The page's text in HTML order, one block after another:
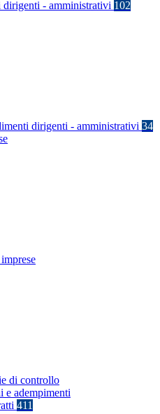
dirigenti - amministrativi 102
dirigenti - amministrativi 34
di controllo
e adempimenti
411